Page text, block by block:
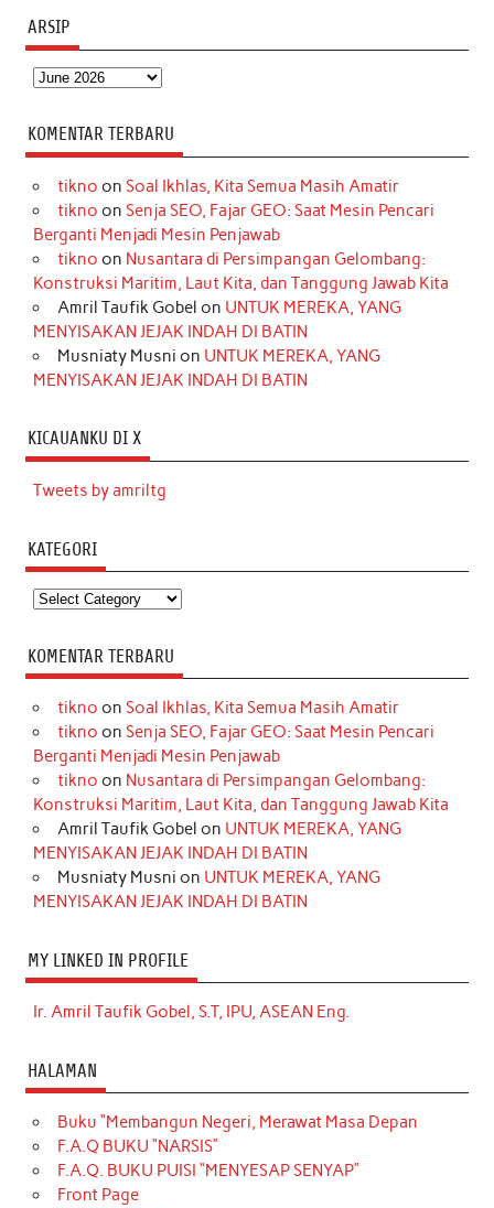
ARSIP
Arsip
KOMENTAR TERBARU
tikno on Soal Ikhlas, Kita Semua Masih Amatir
tikno on Senja SEO, Fajar GEO: Saat Mesin Pencari
Berganti Menjadi Mesin Penjawab
tikno on Nusantara di Persimpangan Gelombang:
Konstruksi Maritim, Laut Kita, dan Tanggung Jawab Kita
Amril Taufik Gobel on UNTUK MEREKA, YANG
MENYISAKAN JEJAK INDAH DI BATIN
Musniaty Musni on UNTUK MEREKA, YANG
MENYISAKAN JEJAK INDAH DI BATIN
KICAUANKU DI X
Tweets by amriltg
KATEGORI
Kategori
KOMENTAR TERBARU
tikno on Soal Ikhlas, Kita Semua Masih Amatir
tikno on Senja SEO, Fajar GEO: Saat Mesin Pencari
Berganti Menjadi Mesin Penjawab
tikno on Nusantara di Persimpangan Gelombang:
Konstruksi Maritim, Laut Kita, dan Tanggung Jawab Kita
Amril Taufik Gobel on UNTUK MEREKA, YANG
MENYISAKAN JEJAK INDAH DI BATIN
Musniaty Musni on UNTUK MEREKA, YANG
MENYISAKAN JEJAK INDAH DI BATIN
MY LINKED IN PROFILE
Ir. Amril Taufik Gobel, S.T, IPU, ASEAN Eng.
HALAMAN
Buku “Membangun Negeri, Merawat Masa Depan
F.A.Q BUKU “NARSIS”
F.A.Q. BUKU PUISI “MENYESAP SENYAP”
Front Page